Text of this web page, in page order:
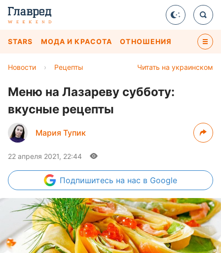
STARS МОДА И КРАСОТА ОТНОШЕНИЯ
Читать на украинском
Новости › Рецепты
Меню на Лазареву субботу:
вкусные рецепты
Мария Тупик
22 апреля 2021, 22:44
Подпишитесь на нас в Google